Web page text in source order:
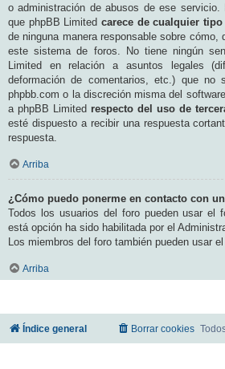
o administración de abusos de ese servicio.
que phpBB Limited carece de cualquier tipo
de ninguna manera responsable sobre cómo,
este sistema de foros. No tiene ningún
Limited en relación a asuntos legales
deformación de comentarios, etc.) que no
phpbb.com o la discreción misma del
a phpBB Limited respecto del uso de
esté dispuesto a recibir una respuesta
respuesta.
Arriba
¿Cómo puedo ponerme en contacto con
Todos los usuarios del foro pueden usar el
está opción ha sido habilitada por el
Los miembros del foro también pueden usar
Arriba
Índice general Borrar cookies